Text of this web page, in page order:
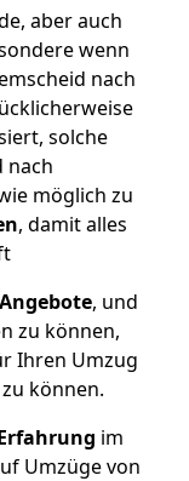
aber auch
wenn
nach
solche
nach
möglich zu
, damit alles
, und
zu können,
Ihren Umzug
können.
im
Umzüge von